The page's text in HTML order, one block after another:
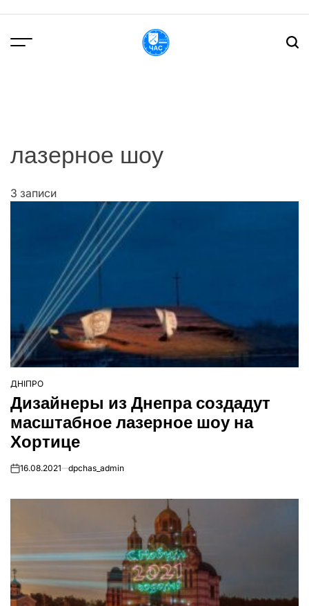
вмісту
лазерное шоу
3 записи
ОПУБЛІКУВАТИ
У
ДНІПРО
Дизайнеры из Днепра создадут
масштабное лазерное шоу на
Хортице
on16.08.2021 dpchas_admin